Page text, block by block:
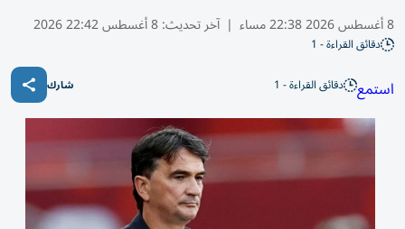
8 أغسطس 2026 22:38 مساء | آخر تحديث:8 أغسطس 22:42 2026
دقائق القراءة - 1
استمع دقائق القراءة - 1 شارك